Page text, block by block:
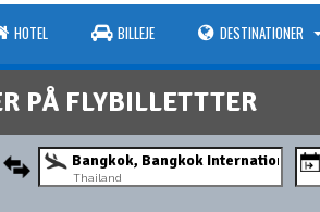
HOTEL BILLEJE DESTINATIONER
PÅ FLYBILLETTTER
Thailand